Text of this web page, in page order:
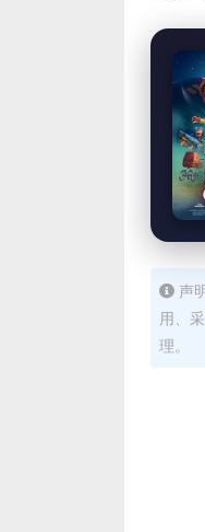
声
用、
理。